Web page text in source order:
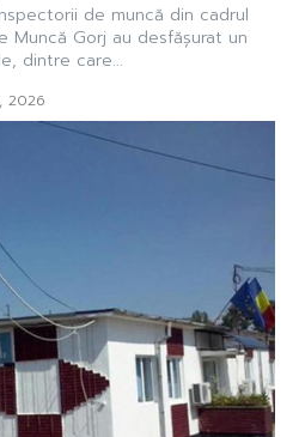
de muncă din cadrul
Muncă Gorj au desfășurat un
dintre care...
2026